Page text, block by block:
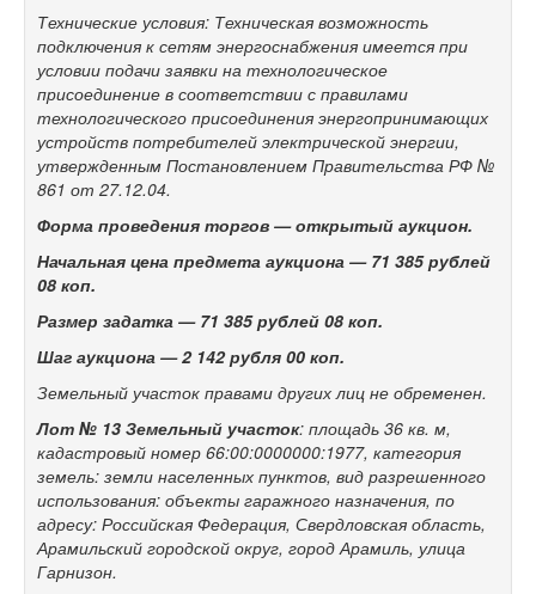
Технические условия: Техническая возможность
подключения к сетям энергоснабжения имеется при
условии подачи заявки на технологическое
присоединение в соответствии с правилами
технологического присоединения энергопринимающих
устройств потребителей электрической энергии,
утвержденным Постановлением Правительства РФ №
861 от 27.12.04.
Форма проведения торгов — открытый аукцион.
Начальная цена предмета аукциона — 71 385 рублей
08 коп.
Размер задатка — 71 385 рублей 08 коп.
Шаг аукциона —2 142 рубля 00 коп.
Земельный участок правами других лиц не обременен.
Лот № 13 Земельный участок: площадь 36 кв. м,
кадастровый номер 66:00:0000000:1977, категория
земель: земли населенных пунктов, вид разрешенного
использования: объекты гаражного назначения, по
адресу: Российская Федерация, Свердловская область,
Арамильский городской округ, город Арамиль, улица
Гарнизон.